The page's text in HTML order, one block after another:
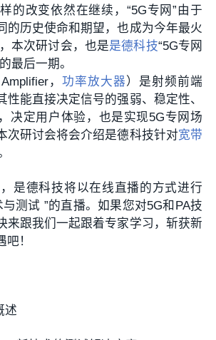
的改变依然在继续，“5G专网”由于
的历史使命和期望，也成为今年最火
本次研讨会，也是是德科技“5G专网
最后一期。
，功率放大器 ）是射频前端
性能直接决定信号的强弱、稳定性、
决定用户体验，也是实现5G专网场
次研讨会将会介绍是德科技针对宽带
是德科技将以在线直播的方式进行
与测试 ”的直播。如果您对5G和PA技
来跟我们一起跟着专家学习，斩获新
！
述